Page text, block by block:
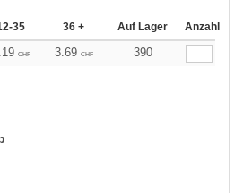
35 36 + Auf Lager Anzahl
CHF 3.69 CHF 390